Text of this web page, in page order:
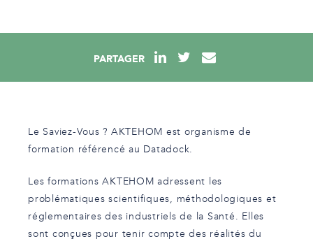
PARTAGER
Le Saviez-Vous ? AKTEHOM est organisme de
formation référencé au Datadock.
Les formations AKTEHOM adressent les
problématiques scientifiques, méthodologiques et
réglementaires des industriels de la Santé. Elles
sont conçues pour tenir compte des réalités du